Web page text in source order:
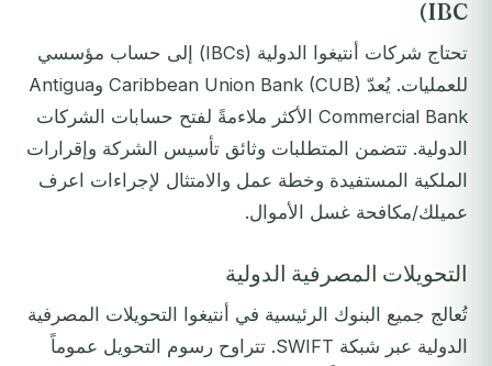
IBC)
تحتاج شركات أنتيغوا الدولية (IBCs) إلى حساب مؤسسي
للعمليات. يُعدّ Caribbean Union Bank (CUB) وAntigua
Commercial Bank الأكثر ملاءمةً لفتح حسابات الشركات
الدولية. تتضمن المتطلبات وثائق تأسيس الشركة وإقرارات
الملكية المستفيدة وخطة عمل والامتثال لإجراءات اعرف
عميلك/مكافحة غسل الأموال.
التحويلات المصرفية الدولية
تُعالج جميع البنوك الرئيسية في أنتيغوا التحويلات المصرفية
الدولية عبر شبكة SWIFT. تتراوح رسوم التحويل عموماً